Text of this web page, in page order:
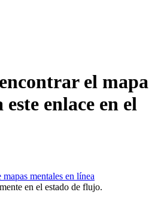
el mapa
enlace en el
mentales en línea
en el estado de flujo.